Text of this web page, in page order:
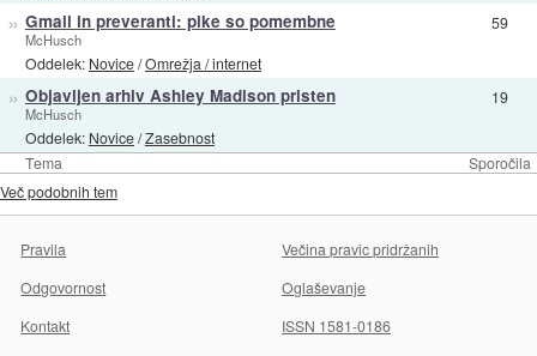
Tema Sporočila
» Gmail in preveranti: pike so pomembne
McHusch
Oddelek: Novice/Omrežja / internet
59
» Objavljen arhiv Ashley Madison pristen
McHusch
Oddelek: Novice/Zasebnost
19
Več podobnih tem
Pravila
Večina pravic pridržanih
Odgovornost
Oglaševanje
Kontakt
ISSN 1581-0186